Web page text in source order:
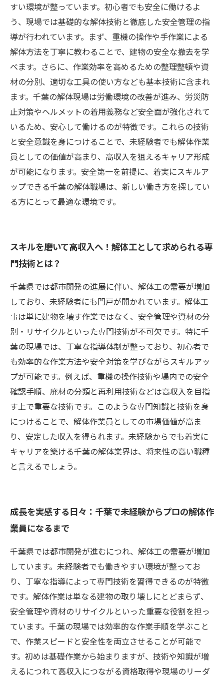
すい環境が整っています。初心者でも安全に働けるよ
う、現場では基礎的な解体技術と徹底した安全管理の指
導が行われています。まず、重機の操作や手作業による
解体方法を丁寧に教わることで、建物の安全な撤去を学
べます。さらに、作業効率を高めるための整理整頓や資
材の分別、適切な工具の使い方なども基本技術に含まれ
ます。千葉の解体現場は労働環境の改善が進み、労災防
止対策やヘルメットの着用義務など安全面が強化されて
いるため、安心して働けるのが特徴です。これらの技術
と安全意識を身につけることで、未経験者でも解体作業
員としての価値が高まり、高収入を狙えるキャリア形成
が可能になります。安全第一を前提に、着実にスキルア
ップできる千葉の解体職場は、新しい働き方を探してい
る方にとって最適な環境です。
スキルを磨いて高収入へ！解体工として求められる専
門技術とは？
千葉県では都市開発の進展に伴い、解体工の需要が増加
しており、未経験者にも門戸が開かれています。解体工
事は単に建物を壊す作業ではなく、安全管理や資材の分
別・リサイクルといった専門技術が不可欠です。特に千
葉の現場では、丁寧な指導体制が整っており、初心者で
も効率的な作業方法や安全対策を学びながらスキルアッ
プが可能です。例えば、重機の操作技術や場内での安全
確認手順、廃材の分類と再利用技術などは高収入を目指
す上で重要な技術です。このような専門知識と技術を身
につけることで、解体作業員としての市場価値が高ま
り、安定した収入を得られます。未経験からでも着実に
キャリアを築ける千葉の解体業界は、将来性の高い職種
と言えるでしょう。
成長を実感する日々：千葉で未経験からプロの解体作
業員になるまで
千葉県では都市開発が進むにつれ、解体工の需要が増加
しています。未経験者でも働きやすい環境が整ってお
り、丁寧な指導によって専門技術を習得できるのが特徴
です。解体作業は単なる建物の取り壊しにとどまらず、
安全管理や資材のリサイクルといった重要な役割を担っ
ています。千葉の現場では効率的な作業手順を学ぶこと
で、作業スピードと安全性を両立させることが可能で
す。初めは基礎作業から始まりますが、技術や知識が増
えるにつれて高収入につながる資格取得や現場のリーダ